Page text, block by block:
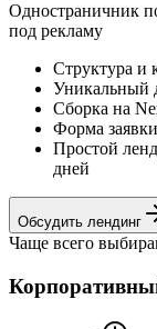
Одностраничник
под рекламу
Структура и
Уникальный
Сборка на
Форма
Простой
дней
Обсудить лендинг
Чаще всего